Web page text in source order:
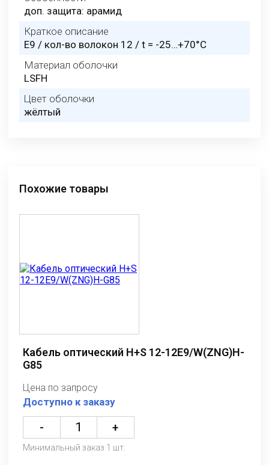
доп. защита: арамид
Краткое описание
E9 / кол-во волокон 12 / t = -25…+70°C
Материал оболочки
LSFH
Цвет оболочки
жёлтый
Похожие товары
Кабель оптический H+S 12-12E9/W(ZNG)H-
G85
Цена по запросу
Доступно к заказу
- +
Минимальный заказ 1 шт.